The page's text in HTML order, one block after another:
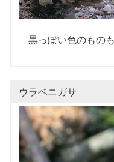
黒っぽい色のものも
ウラベニガサ